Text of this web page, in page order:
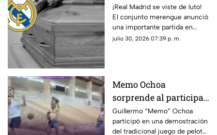
jugador del Real
Madrid tras cirugía de
cabeza; ¿Quién era?
¡Real Madrid se viste de luto!
El conjunto merengue anunció
una importante partida en
redes sociales. Conoce los
julio 30, 2026 07:39 p. m.
Memo Ochoa
sorprende al participar
en el ancestral JUEGO
DE PELOTA MAYA en la
Guillermo “Memo” Ochoa
participó en una demostración
del tradicional juego de pelota